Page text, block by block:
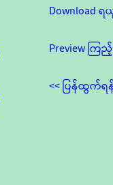
Download
Preview ကြ
<< ပြန်ထွက်ရ